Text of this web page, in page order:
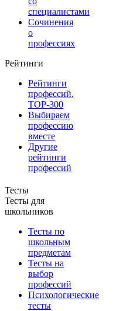
специалистами
Сочинения
о
профессиях
Рейтинги
Рейтинги
профессий.
TOP-300
Выбираем
профессию
вместе
Другие
рейтинги
профессий
Тесты
Тесты для
школьников
Тесты по
школьным
предметам
Тесты на
выбор
профессий
Психологические
тесты